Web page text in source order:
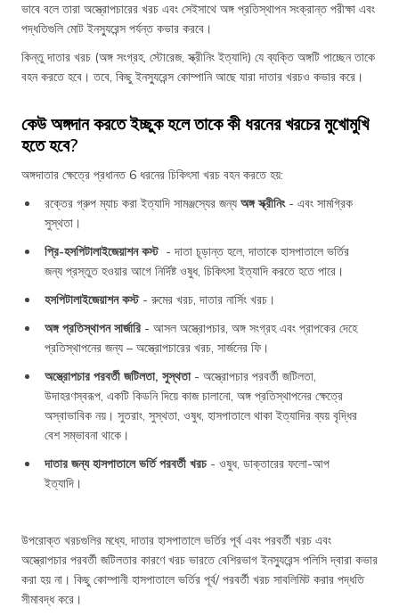
ভাবে বলে তারা অস্ত্রোপচারের খরচ এবং সেইসাথে অঙ্গ প্রতিস্থাপন সংক্রান্ত পরীক্ষা এবং
পদ্ধতিগুলি মোট ইনস্যুরেন্স পর্যন্ত কভার করবে।
কিন্তু দাতার খরচ (অঙ্গ সংগ্রহ, স্টোরেজ, স্ক্রীনিং ইত্যাদি) যে ব্যক্তি অঙ্গটি পাচ্ছেন তাকে
বহন করতে হবে। তবে, কিছু ইনস্যুরেন্স কোম্পানি আছে যারা দাতার খরচও কভার করে।
কেউ অঙ্গদান করতে ইচ্ছুক হলে তাকে কী ধরনের খরচের মুখোমুখি
হতে হবে?
অঙ্গদাতার ক্ষেত্রে প্রধানত 6 ধরনের চিকিৎসা খরচ বহন করতে হয়:
রক্তের গ্রুপ ম্যাচ করা ইত্যাদি সামঞ্জস্যের জন্য অঙ্গ স্ক্রীনিং- এবং সামগ্রিক
সুস্থতা।
প্রি-হসপিটালাইজেয়াশন কস্ট - দাতা চূড়ান্ত হলে, দাতাকে হাসপাতালে ভর্তির
জন্য প্রস্তুত হওয়ার আগে নির্দিষ্ট ওষুধ, চিকিৎসা ইত্যাদি করতে হতে পারে।
হসপিটালাইজেয়াশন কস্ট- রুমের খরচ, দাতার নার্সিং খরচ।
অঙ্গ প্রতিস্থাপন সার্জারি - আসল অস্ত্রোপচার, অঙ্গ সংগ্রহ এবং প্রাপকের দেহে
প্রতিস্থাপনের জন্য – অস্ত্রোপচারের খরচ, সার্জনের ফি।
অস্ত্রোপচার পরবর্তী জটিলতা, সুস্থতা - অস্ত্রোপচার পরবর্তী জটিলতা,
উদাহরণস্বরূপ, একটি কিডনি দিয়ে কাজ চালানো, অঙ্গ প্রতিস্থাপনের ক্ষেত্রে
অস্বাভাবিক নয়। সুতরাং, সুস্থতা, ওষুধ, হাসপাতালে থাকা ইত্যাদির ব্যয় বৃদ্ধির
বেশ সম্ভাবনা থাকে।
দাতার জন্য হাসপাতালে ভর্তি পরবর্তী খরচ- ওষুধ, ডাক্তারের ফলো-আপ
ইত্যাদি।
উপরোক্ত খরচগুলির মধ্যে, দাতার হাসপাতালে ভর্তির পূর্ব এবং পরবর্তী খরচ এবং
অস্ত্রোপচার পরবর্তী জটিলতার কারণে খরচ ভারতে বেশিরভাগ ইনস্যুরেন্স পলিসি দ্বারা কভার
করা হয় না। কিছু কোম্পানী হাসপাতালে ভর্তির পূর্ব/ পরবর্তী খরচ সাবলিমিট করার পদ্ধতি
সীমাবদ্ধ করে।